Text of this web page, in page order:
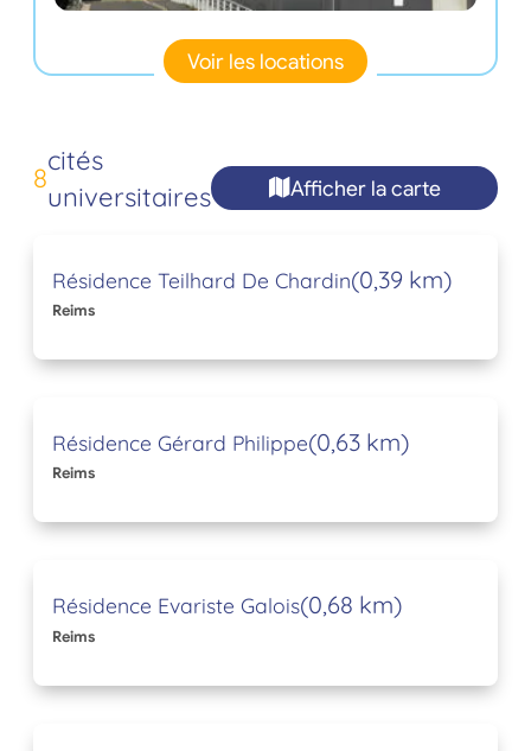
Voir les locations
8
cités
universitaires
Afficher la carte
Résidence Teilhard De Chardin(0,39 km)
Reims
Résidence Gérard Philippe(0,63 km)
Reims
Résidence Evariste Galois(0,68 km)
Reims